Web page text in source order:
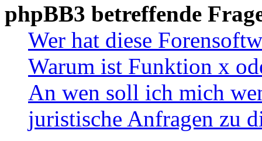
phpBB3 betreffende
Wer hat diese
Warum ist Funktion x
An wen soll ich mich
juristische Anfragen zu